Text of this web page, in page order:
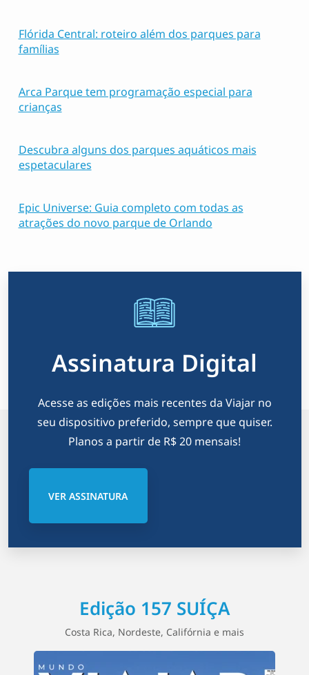
Flórida Central: roteiro além dos parques para
famílias
Arca Parque tem programação especial para
crianças
Descubra alguns dos parques aquáticos mais
espetaculares
Epic Universe: Guia completo com todas as
atrações do novo parque de Orlando
Assinatura Digital
Acesse as edições mais recentes da Viajar no
seu dispositivo preferido, sempre que quiser.
Planos a partir de R$ 20 mensais!
VER ASSINATURA
Edição 157 SUÍÇA
Costa Rica, Nordeste, Califórnia e mais